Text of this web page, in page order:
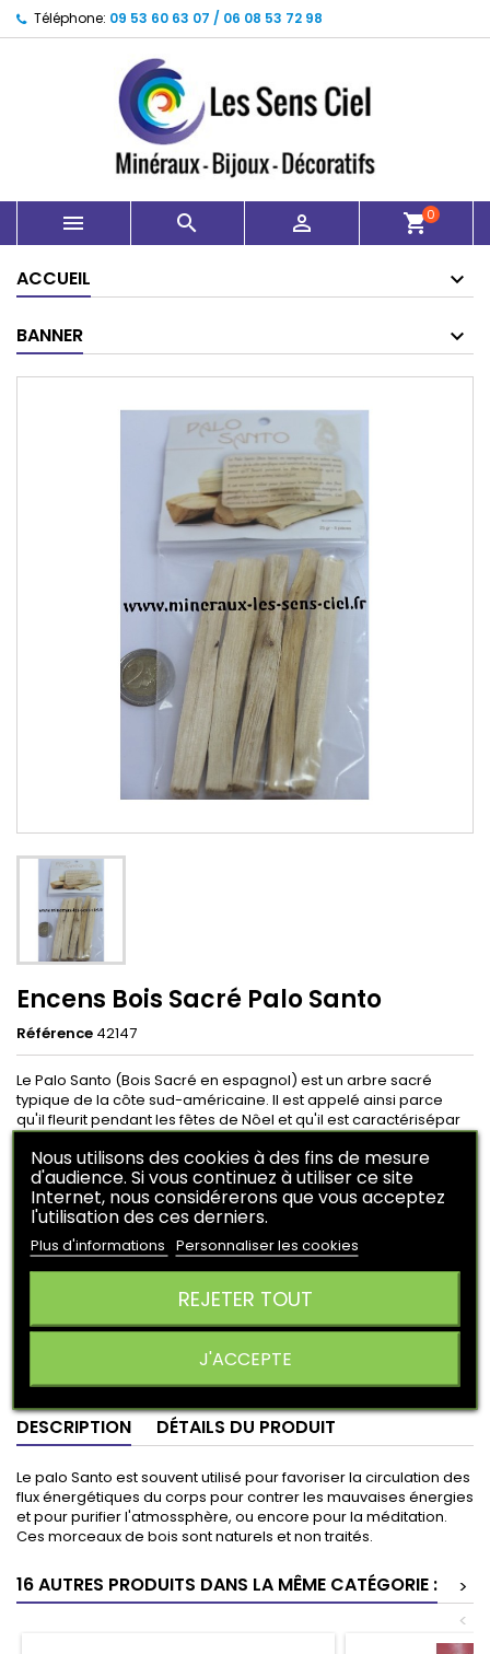
Téléphone: 09 53 60 63 07 / 06 08 53 72 98
   shopping_cart0
ACCUEIL
BANNER
Encens Bois Sacré Palo Santo
Référence 42147
Le Palo Santo (Bois Sacré en espagnol) est un arbre sacré
typique de la côte sud-américaine. Il est appelé ainsi parce
qu'il fleurit pendant les fêtes de Nôel et qu'il est caractérisépar
un arbre naturel fort.
6,50 € HT
Votre panier vous rapportera1 pointqui peuvent être converti
en un bon de réduction de0,25 € .
Quantité  Ajouter au panier
Derniers articles en stock
DESCRIPTION DÉTAILS DU PRODUIT
Le palo Santo est souvent utilisé pour favoriser la circulation des
flux énergétiques du corps pour contrer les mauvaises énergies
et pour purifier l'atmossphère, ou encore pour la méditation.
Ces morceaux de bois sont naturels et non traités.
16 AUTRES PRODUITS DANS LA MÊME CATÉGORIE :
>
<
Nous utilisons des cookies à des fins de mesure
d'audience. Si vous continuez à utiliser ce site
Internet, nous considérerons que vous acceptez
l'utilisation des ces derniers.
Plus d'informations Personnaliser les cookies
REJETER TOUT
J'ACCEPTE